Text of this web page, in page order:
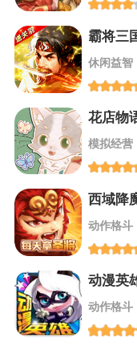
霸将三
休闲益智
花店物
模拟经营
西域降
动作格斗
动漫英
动作格斗